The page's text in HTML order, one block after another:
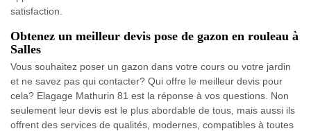
satisfaction.
Obtenez un meilleur devis pose de gazon en rouleau à
Salles
Vous souhaitez poser un gazon dans votre cours ou votre jardin
et ne savez pas qui contacter? Qui offre le meilleur devis pour
cela? Elagage Mathurin 81 est la réponse à vos questions. Non
seulement leur devis est le plus abordable de tous, mais aussi ils
offrent des services de qualités, modernes, compatibles à toutes